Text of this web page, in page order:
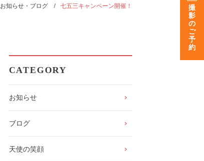
お知らせ・ブログ 七五三キャンペーン開催！
CATEGORY
お知らせ
ブログ
天使の笑顔
撮
影
の
ご
予
約